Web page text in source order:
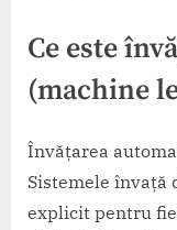
Ce este
(machine
Învățarea
Sistemele învață
explicit pentru